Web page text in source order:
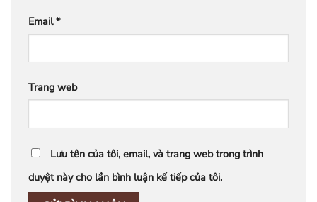
Email*
Trang web
Lưu tên của tôi, email, và trang web trong trình
duyệt này cho lần bình luận kế tiếp của tôi.